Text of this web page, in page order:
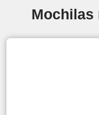
Mochilas